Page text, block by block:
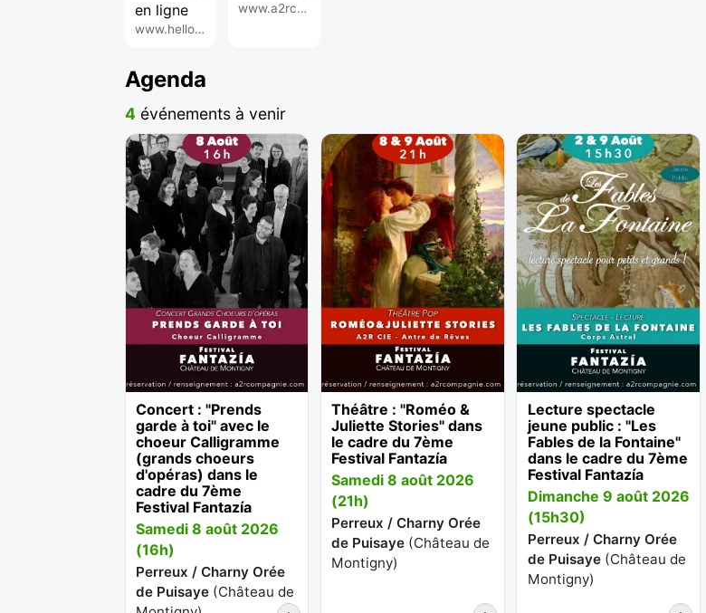
en ligne
www.helloasso.com
www.a2rcompagnie.com
Agenda
4 événements à venir
Concert : "Prends
garde à toi" avec le
choeur Calligramme
(grands choeurs
d'opéras) dans le
cadre du 7ème
Festival Fantazía
Samedi 8 août 2026
(16h)
Perreux / Charny Orée
de Puisaye (Château de
Théâtre : "Roméo &
Juliette Stories" dans
le cadre du 7ème
Festival Fantazía
Samedi 8 août 2026
(21h)
Perreux / Charny Orée
de Puisaye (Château de
Montigny)
Lecture spectacle
jeune public : "Les
Fables de la Fontaine"
dans le cadre du 7ème
Festival Fantazía
Dimanche 9 août 2026
(15h30)
Perreux / Charny Orée
de Puisaye(Château de
Montigny)